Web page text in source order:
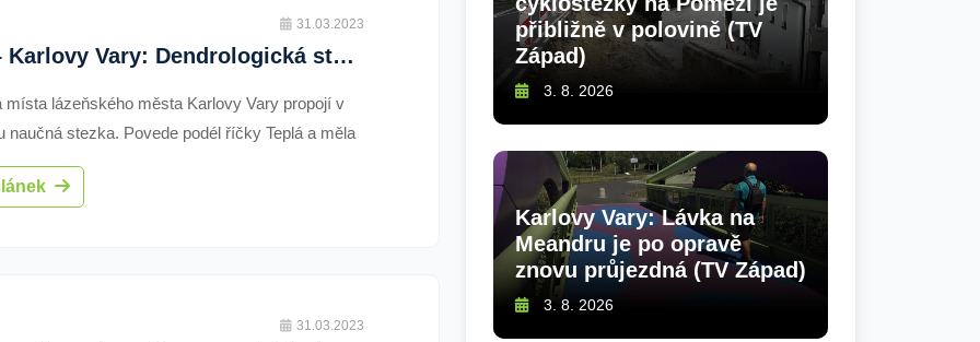
škol.
31.03.2023
2013 – Karlovy Vary: Dendrologická stezka povede podél říčky Teplá (4916) (TV Západ)
místa lázeňského města Karlovy Vary propojí v
naučná stezka. Povede podél říčky Teplá a měla
korun. Až 75% chce město získat z
31.03.2023
přibližně v polovině (TV
Západ)
3. 8. 2026
Karlovy Vary: Lávka na
Meandru je po opravě
znovu průjezdná (TV Západ)
3. 8. 2026